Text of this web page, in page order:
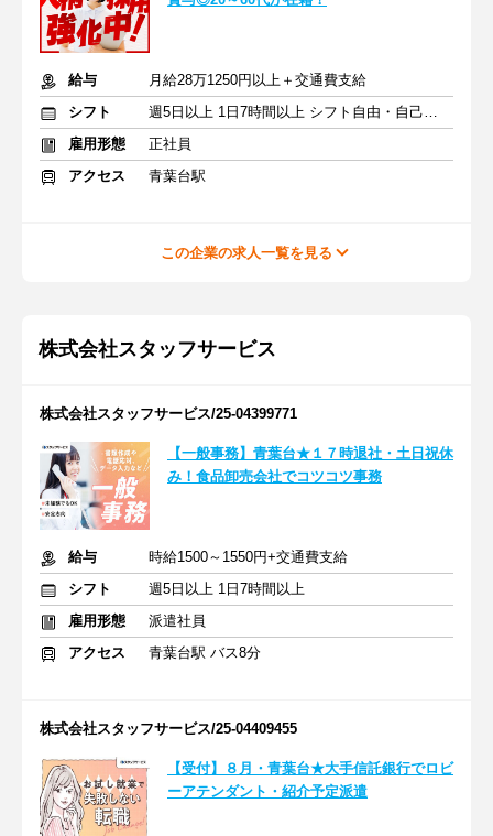
給与
月給28万1250円以上＋交通費支給
シフト
週5日以上 1日7時間以上 シフト自由・自己申告
雇用形態
正社員
アクセス
青葉台駅
この企業の求人一覧を見る
株式会社スタッフサービス
株式会社スタッフサービス/25-04399771
【一般事務】青葉台★１７時退社・土日祝休
み！食品卸売会社でコツコツ事務
給与
時給1500～1550円+交通費支給
シフト
週5日以上 1日7時間以上
雇用形態
派遣社員
アクセス
青葉台駅 バス8分
株式会社スタッフサービス/25-04409455
【受付】８月・青葉台★大手信託銀行でロビ
ーアテンダント・紹介予定派遣